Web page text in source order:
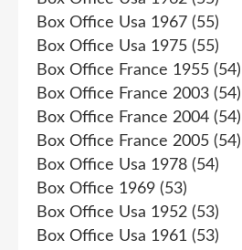
Box Office Usa 1967 (55)
Box Office Usa 1975 (55)
Box Office France 1955 (54)
Box Office France 2003 (54)
Box Office France 2004 (54)
Box Office France 2005 (54)
Box Office Usa 1978 (54)
Box Office 1969 (53)
Box Office Usa 1952 (53)
Box Office Usa 1961 (53)